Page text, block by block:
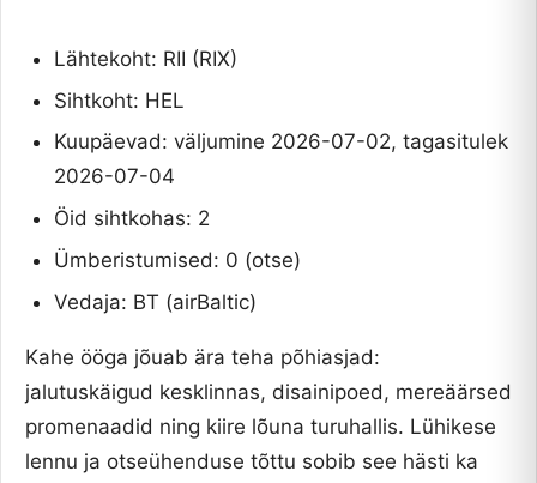
Lähtekoht: RII (RIX)
Sihtkoht: HEL
Kuupäevad: väljumine 2026-07-02, tagasitulek
2026-07-04
Öid sihtkohas: 2
Ümberistumised: 0 (otse)
Vedaja: BT (airBaltic)
Kahe ööga jõuab ära teha põhiasjad:
jalutuskäigud kesklinnas, disainipoed, mereäärsed
promenaadid ning kiire lõuna turuhallis. Lühikese
lennu ja otseühenduse tõttu sobib see hästi ka